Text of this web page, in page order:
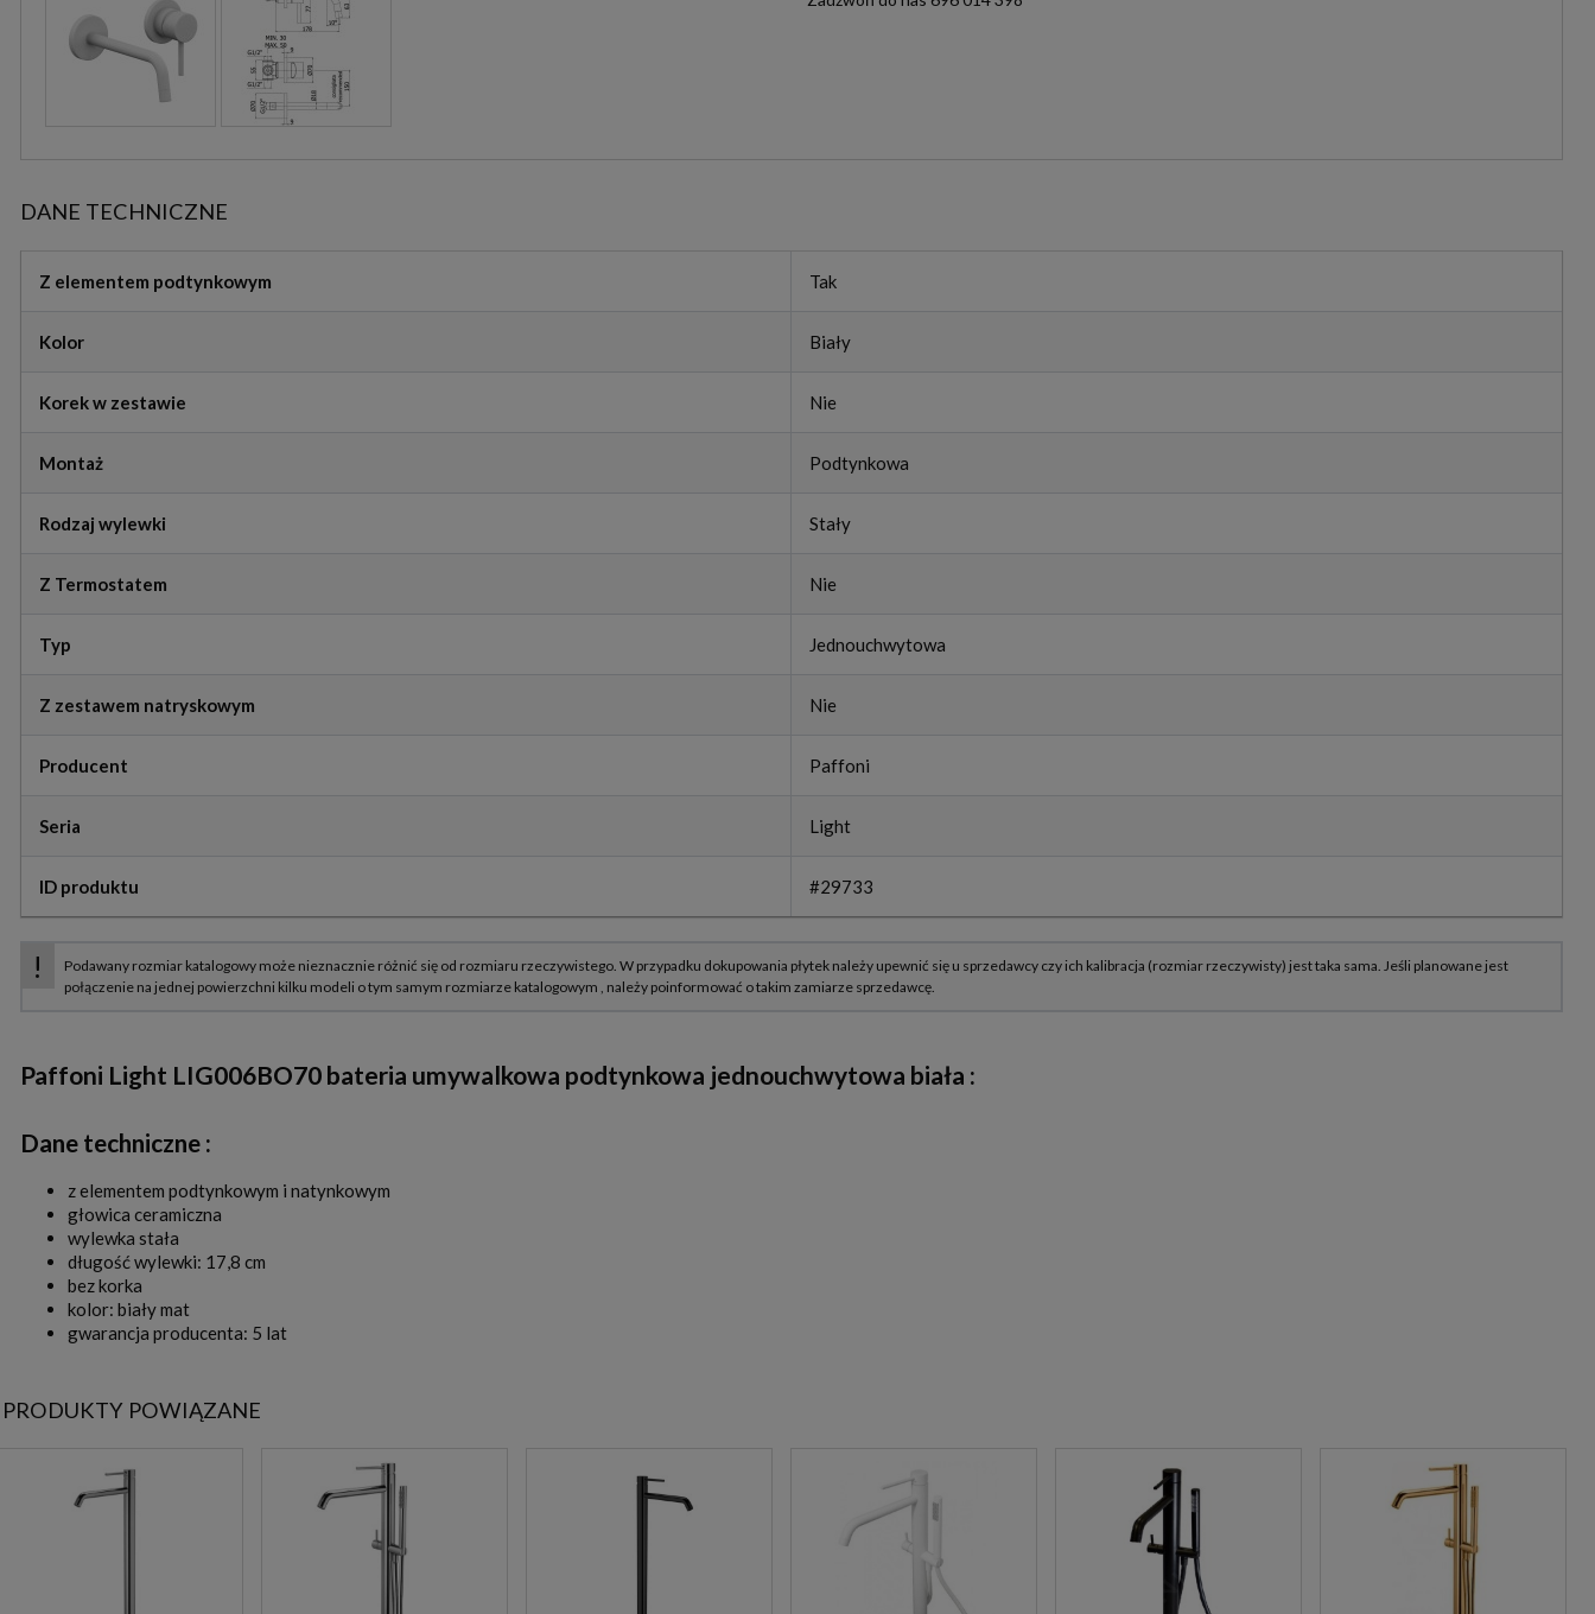
DANE TECHNICZNE
Z elementem podtynkowym Tak
Kolor Biały
Korek w zestawie Nie
Montaż Podtynkowa
Rodzaj wylewki Stały
Z Termostatem Nie
Typ Jednouchwytowa
Z zestawem natryskowym Nie
Producent Paffoni
Seria Light
ID produktu #29733
Paffoni Light LIG006BO70 bateria umywalkowa podtynkowa jednouchwytowa biała :
Dane techniczne :
z elementem podtynkowym i natynkowym
głowica ceramiczna
wylewka stała
długość wylewki: 17,8 cm
bez korka
kolor: biały mat
gwarancja producenta: 5 lat
PRODUKTY POWIĄZANE